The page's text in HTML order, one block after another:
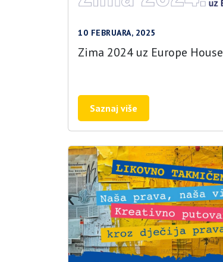
10 FEBRUARA, 2025
Zima 2024 uz Europe House
Saznaj više